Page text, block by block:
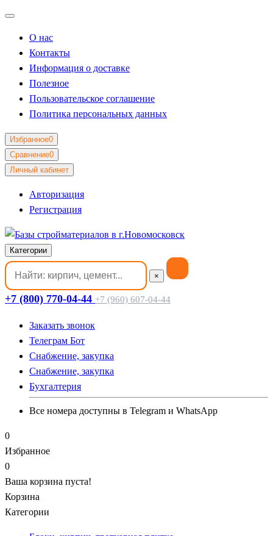
О нас
Контакты
Информация о доставке
Полезное
Пользовательское соглашение
Политика персональных данных
Избранное0
Сравнение0
Личный кабинет
Авторизация
Регистрация
Категории
×
+7 (800) 770-04-44 +7 (960) 607-04-44
Заказать звонок
Телеграм Бот
Cнабжение, закупка
Cнабжение, закупка
Бухгалтерия
Все номера доступны в Telegram и WhatsApp
0
Избранное
0
Ваша корзина пуста!
Корзина
Категории